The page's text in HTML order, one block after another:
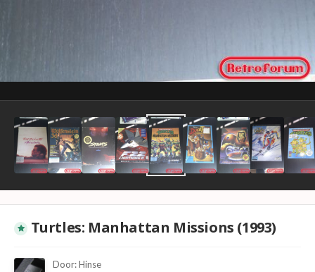
Turtles: Manhattan Missions (1993)
Door:Hinse